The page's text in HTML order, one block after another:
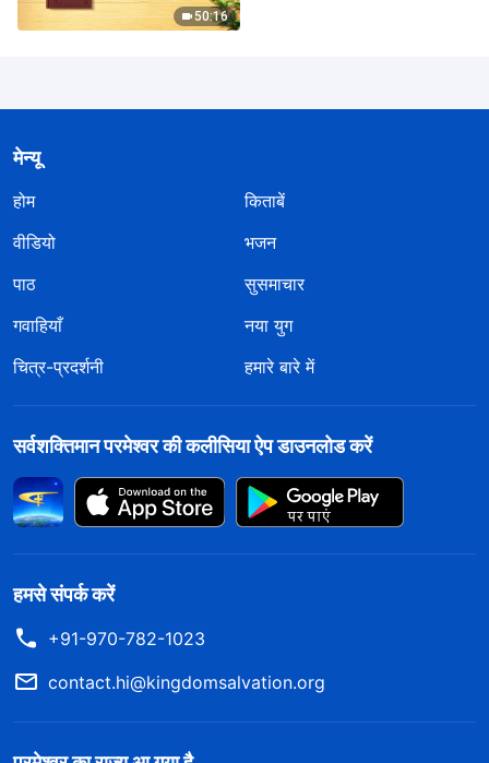
50:16
मेन्यू
होम
किताबें
वीडियो
भजन
पाठ
सुसमाचार
गवाहियाँ
नया युग
चित्र-प्रदर्शनी
हमारे बारे में
सर्वशक्तिमान परमेश्वर की कलीसिया ऐप डाउनलोड करें
हमसे संपर्क करें
+91-970-782-1023
contact.hi@kingdomsalvation.org